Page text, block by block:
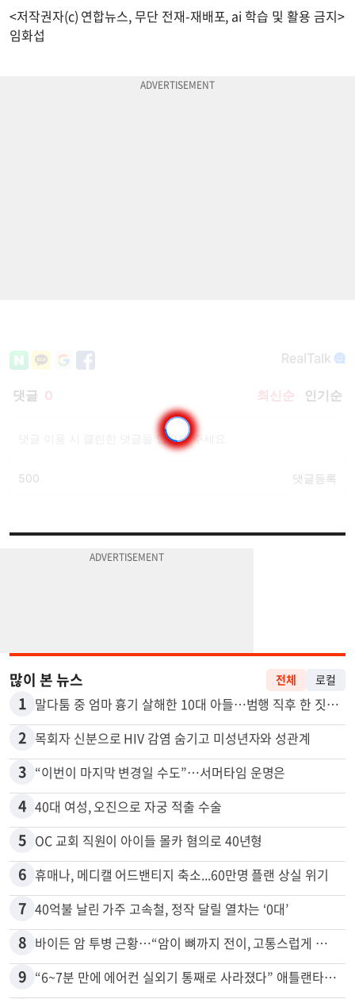
<저작권자(c) 연합뉴스, 무단 전재-재배포, ai 학습 및 활용 금지>
임화섭
많이 본 뉴스 전체 로컬
1 말다툼 중 엄마 흉기 살해한 10대 아들…범행 직후 한 짓 충격
2 목회자 신분으로 HIV 감염 숨기고 미성년자와 성관계
3 “이번이 마지막 변경일 수도”…서머타임 운명은
4 40대 여성, 오진으로 자궁 적출 수술
5 OC 교회 직원이 아이들 몰카 혐의로 40년형
6 휴매나, 메디캘 어드밴티지 축소...60만명 플랜 상실 위기
7 40억불 날린 가주 고속철, 정작 달릴 열차는 ‘0대’
8 바이든 암 투병 근황…“암이 뼈까지 전이, 고통스럽게 투병 중”
9 “6~7분 만에 에어컨 실외기 통째로 사라졌다” 애틀랜타서 실외기 도난 급증